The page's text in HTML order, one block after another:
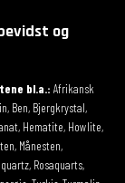
og
bl.a.: Afrikansk
Ben, Bjergkrystal,
Hematite, Howlite,
Månesten,
Rosaquarts,